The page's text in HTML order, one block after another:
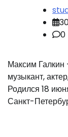
0
Максим Галкин
музыкант,
Родился 18
Санкт-